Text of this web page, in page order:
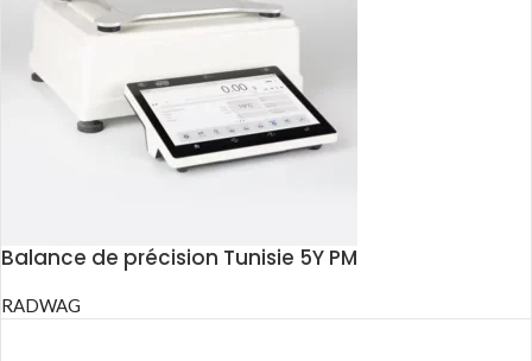
Balance de précision Tunisie 5Y PM
RADWAG